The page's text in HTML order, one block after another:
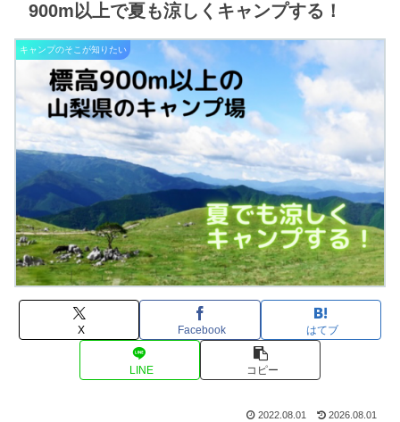
900m以上で夏も涼しくキャンプする！
キャンプのそこが知りたい
X Facebook はてブ
LINE コピー
2022.08.01 2026.08.01